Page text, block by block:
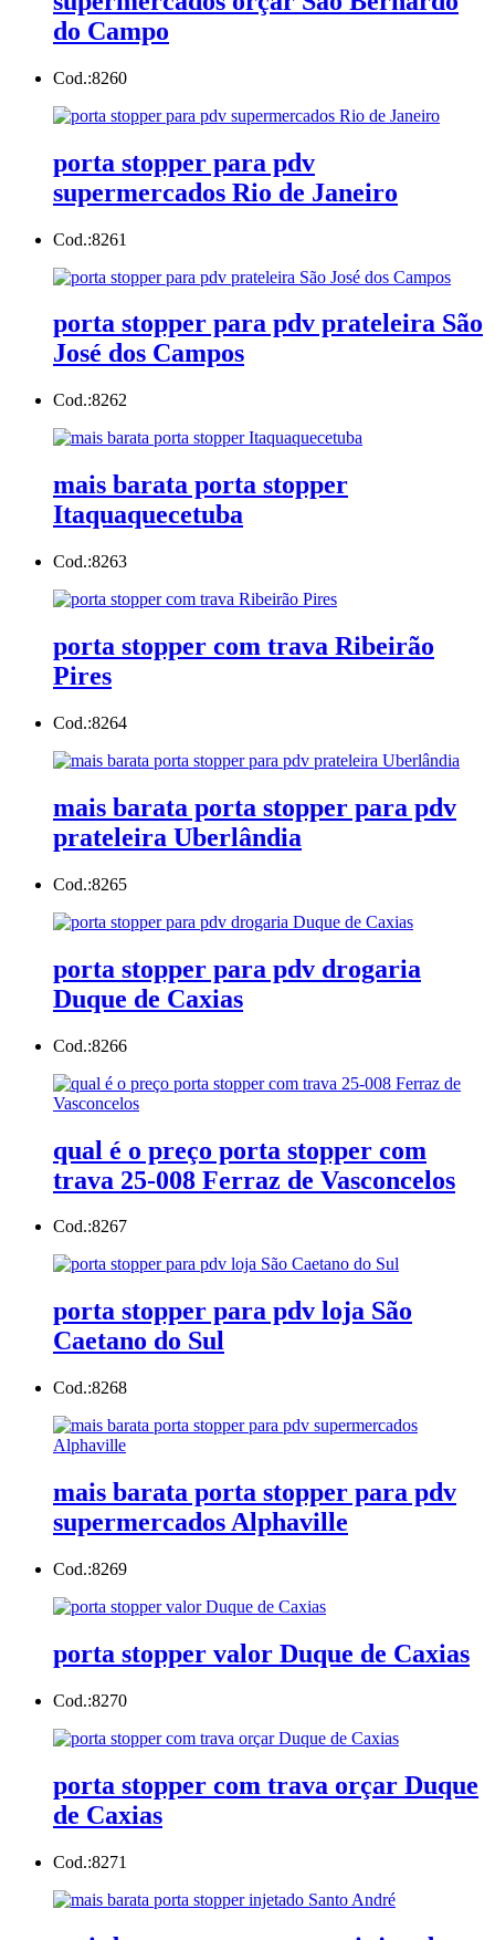
do Campo
Cod.:8260
porta stopper para pdv
supermercados Rio de Janeiro
Cod.:8261
porta stopper para pdv prateleira São
José dos Campos
Cod.:8262
mais barata porta stopper
Itaquaquecetuba
Cod.:8263
porta stopper com trava Ribeirão
Pires
Cod.:8264
mais barata porta stopper para pdv
prateleira Uberlândia
Cod.:8265
porta stopper para pdv drogaria
Duque de Caxias
Cod.:8266
qual é o preço porta stopper com
trava 25-008 Ferraz de Vasconcelos
Cod.:8267
porta stopper para pdv loja São
Caetano do Sul
Cod.:8268
mais barata porta stopper para pdv
supermercados Alphaville
Cod.:8269
porta stopper valor Duque de Caxias
Cod.:8270
porta stopper com trava orçar Duque
de Caxias
Cod.:8271